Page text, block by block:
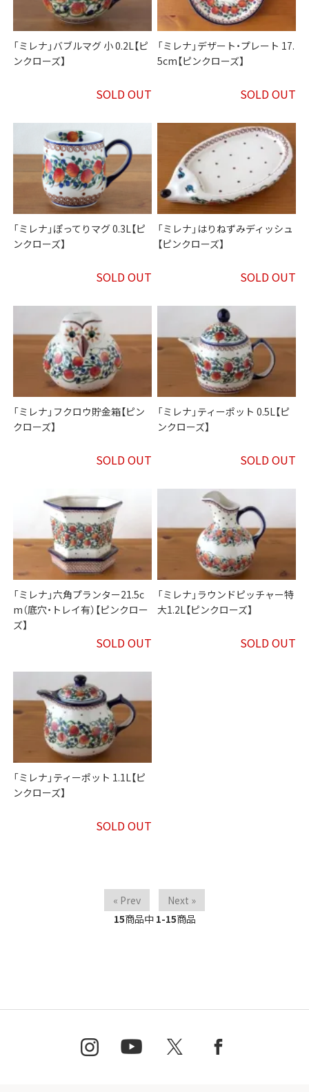
「ミレナ」バブルマグ 小 0.2L【ピ
ンクローズ】
SOLD OUT
「ミレナ」デザート・プレート 17.
5cm【ピンクローズ】
SOLD OUT
「ミレナ」ぽってりマグ 0.3L【ピ
ンクローズ】
SOLD OUT
「ミレナ」はりねずみディッシュ
【ピンクローズ】
SOLD OUT
「ミレナ」フクロウ貯金箱【ピン
クローズ】
SOLD OUT
「ミレナ」ティーポット 0.5L【ピ
ンクローズ】
SOLD OUT
「ミレナ」六角プランター21.5c
m（底穴・トレイ有）【ピンクロー
ズ】
SOLD OUT
「ミレナ」ラウンドピッチャー特
大1.2L【ピンクローズ】
SOLD OUT
「ミレナ」ティーポット 1.1L【ピ
ンクローズ】
SOLD OUT
« Prev
Next »
15商品中 1-15商品